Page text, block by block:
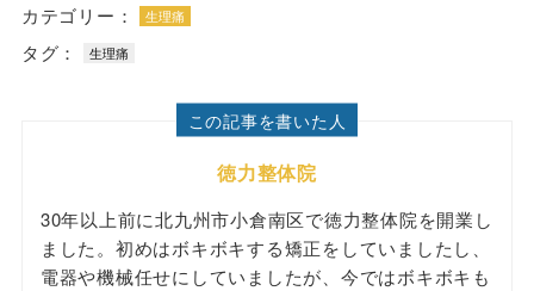
カテゴリー： 生理痛
タグ： 生理痛
この記事を書いた人
徳力整体院
30年以上前に北九州市小倉南区で徳力整体院を開業し
ました。初めはボキボキする矯正をしていましたし、
電器や機械任せにしていましたが、今ではボキボキも